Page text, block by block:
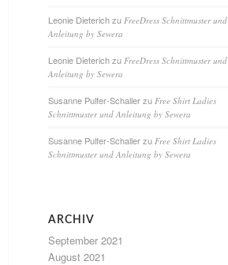
Leonie Dieterichzu FreeDress Schnittmuster und
Anleitung by Sewera
Leonie Dieterichzu FreeDress Schnittmuster und
Anleitung by Sewera
Susanne Pulfer-Schallerzu Free Shirt Ladies
Schnittmuster und Anleitung by Sewera
Susanne Pulfer-Schallerzu Free Shirt Ladies
Schnittmuster und Anleitung by Sewera
ARCHIV
September 2021
August 2021